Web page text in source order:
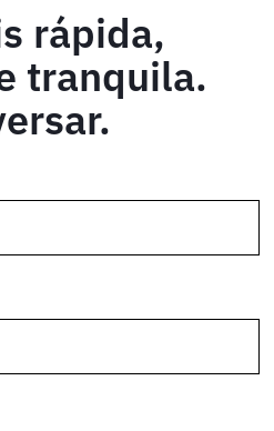
rápida,
tranquila.